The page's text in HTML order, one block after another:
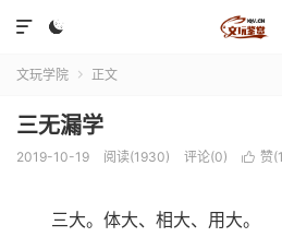


文玩学院  正文
三无漏学
2019-10-19 阅读(1930) 评论(0)  赞(1
三大。体大、相大、用大。